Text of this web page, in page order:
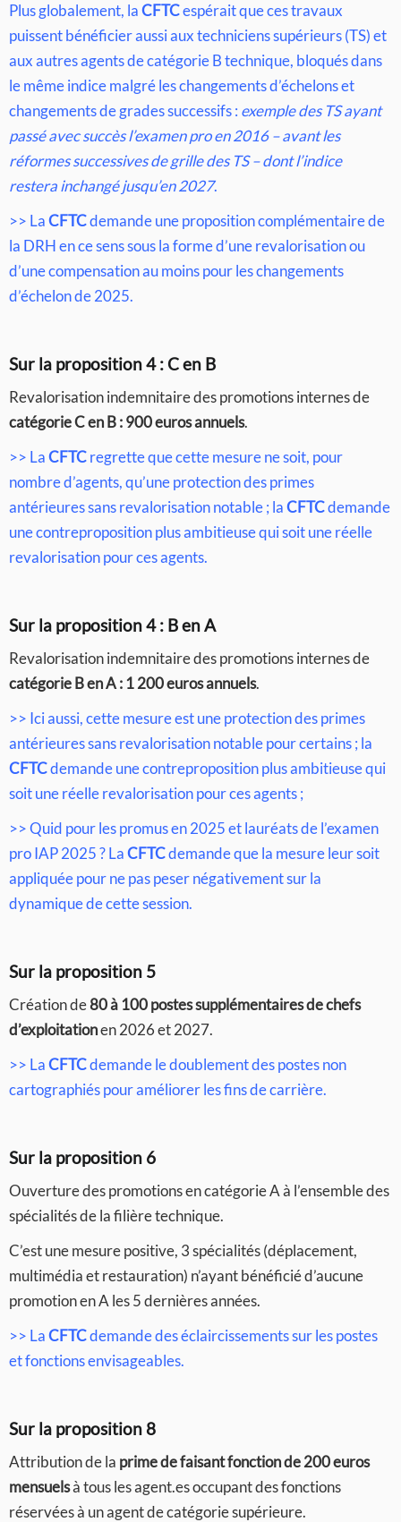
Plus globalement, laCFTCespérait que ces travaux
puissent bénéficier aussi aux techniciens supérieurs (TS) et
aux autres agents de catégorie B technique, bloqués dans
le même indice malgré les changements d’échelons et
changements de grades successifs : exemple des TS ayant
passé avec succès l’examen pro en 2016 – avant les
réformes successives de grille des TS – dont l’indice
restera inchangé jusqu’en 2027.
>> LaCFTCdemande une proposition complémentaire de
la DRH en ce sens sous la forme d’une revalorisation ou
d’une compensation au moins pour les changements
d’échelon de 2025.
Sur la proposition 4 : C en B
Revalorisation indemnitaire des promotions internes de
catégorie C en B : 900 euros annuels.
>> LaCFTCregrette que cette mesure ne soit, pour
nombre d’agents, qu’une protection des primes
antérieures sans revalorisation notable ; laCFTCdemande
une contreproposition plus ambitieuse qui soit une réelle
revalorisation pour ces agents.
Sur la proposition 4 : B en A
Revalorisation indemnitaire des promotions internes de
catégorie B en A : 1 200 euros annuels.
>> Ici aussi, cette mesure est une protection des primes
antérieures sans revalorisation notable pour certains ; la
CFTCdemande une contreproposition plus ambitieuse qui
soit une réelle revalorisation pour ces agents ;
>> Quid pour les promus en 2025 et lauréats de l’examen
pro IAP 2025 ? LaCFTCdemande que la mesure leur soit
appliquée pour ne pas peser négativement sur la
dynamique de cette session.
Sur la proposition 5
Création de80 à 100 postes supplémentaires de chefs
d’exploitationen 2026 et 2027.
>> LaCFTCdemande le doublement des postes non
cartographiés pour améliorer les fins de carrière.
Sur la proposition 6
Ouverture des promotions en catégorie A à l’ensemble des
spécialités de la filière technique.
C’est une mesure positive, 3 spécialités (déplacement,
multimédia et restauration) n’ayant bénéficié d’aucune
promotion en A les 5 dernières années.
>> LaCFTCdemande des éclaircissements sur les postes
et fonctions envisageables.
Sur la proposition 8
Attribution de la prime de faisant fonction de 200 euros
mensuelsà tous les agent.es occupant des fonctions
réservées à un agent de catégorie supérieure.